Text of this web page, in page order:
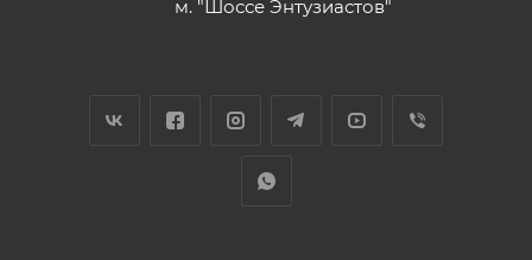
м. "Шоссе Энтузиастов"